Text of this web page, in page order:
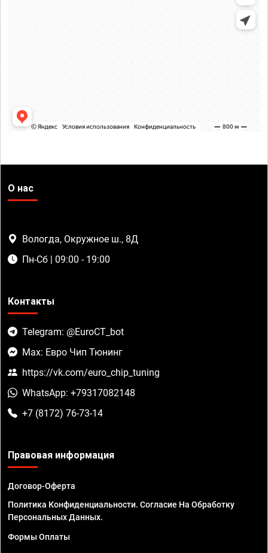
О нас
Вологда, Окружное ш., 8Д
Пн-Сб | 09:00 - 19:00
Контакты
Telegram: @EuroCT_bot
Max: Евро Чип Тюнинг
https://vk.com/euro_chip_tuning
WhatsApp: +79317082148
+7 (8172) 76-73-14
Правовая информация
Договор-Оферта
Политика Конфиденциальности. Согласие На Обработку
Персональных Данных.
Формы Оплаты